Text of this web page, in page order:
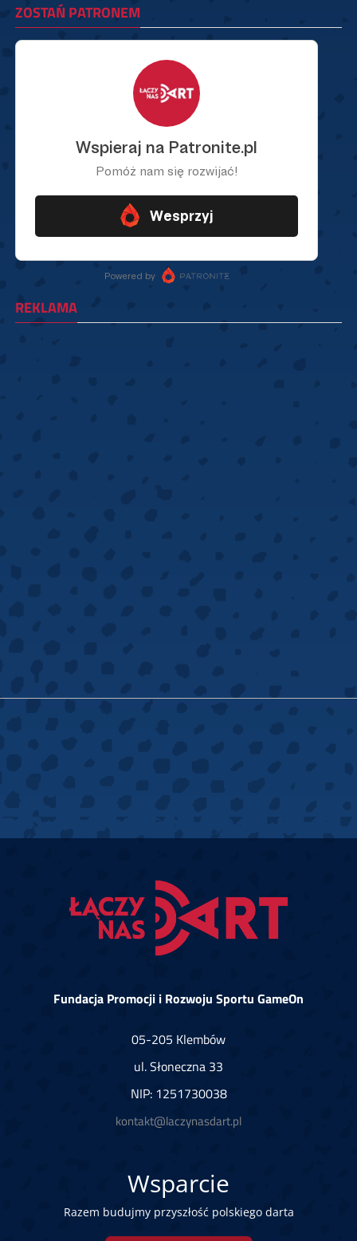
ZOSTAŃ PATRONEM
REKLAMA
Fundacja Promocji i Rozwoju Sportu GameOn
05-205 Klembów
ul. Słoneczna 33
NIP: 1251730038
kontakt@laczynasdart.pl
Wsparcie
Razem budujmy przyszłość polskiego darta